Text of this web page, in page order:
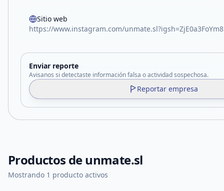
Sitio web
https://www.instagram.com/
Enviar reporte
Avisanos si detectaste información falsa o actividad sospechosa.
Reportar empresa
Productos deunmate.sl
Mostrando 1 producto activos